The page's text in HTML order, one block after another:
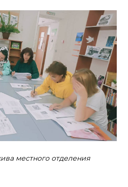
местного отделения